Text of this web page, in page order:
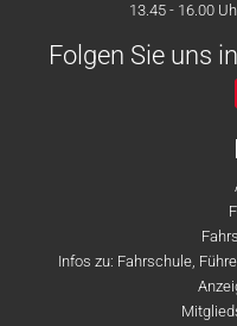
13.45 - 16.00
Folgen Sie uns
Infos zu: Fahrschule,